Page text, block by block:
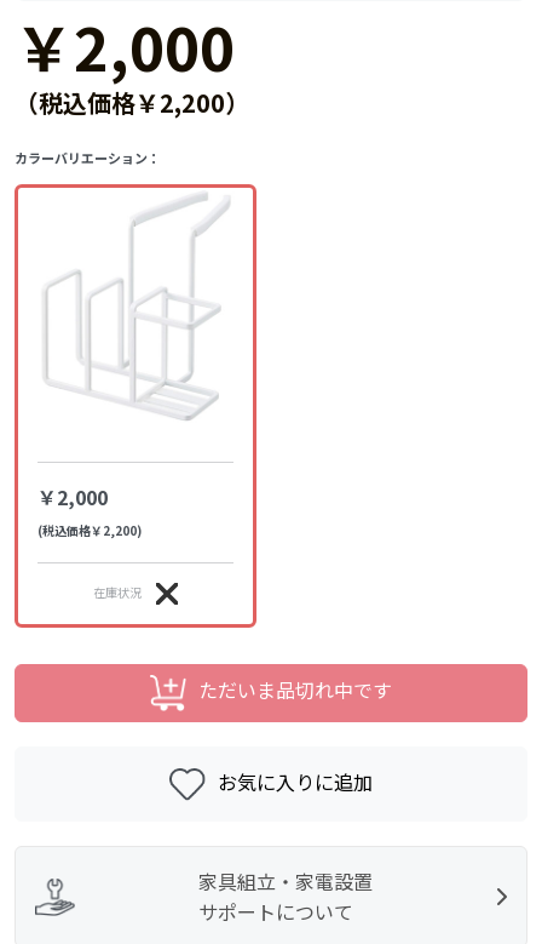
￥2,000
（税込価格￥2,200）
カラーバリエーション：
￥2,000
(税込価格￥2,200)
在庫状況
ただいま品切れ中です
お気に入りに追加
家具組立・家電設置
サポートについて